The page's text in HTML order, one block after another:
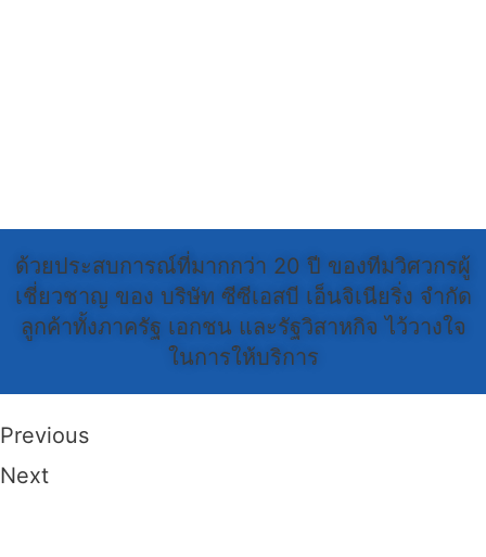
ด้วยประสบการณ์ที่มากกว่า 20 ปี ของทีมวิศวกรผู้
เชี่ยวชาญ ของ บริษัท ซีซีเอสบี เอ็นจิเนียริ่ง จำกัด
ลูกค้าทั้งภาครัฐ เอกชน และรัฐวิสาหกิจ ไว้วางใจ
ในการให้บริการ
Previous
Next